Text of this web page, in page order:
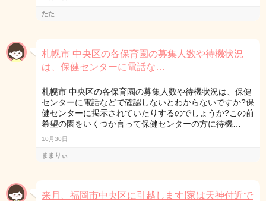
たた
札幌市 中央区の各保育園の募集人数や待機状況
は、保健センターに電話な…
札幌市 中央区の各保育園の募集人数や待機状況は、保健
センターに電話などで確認しないとわからないですか?保
健センターに掲示されていたりするのでしょうか?この前
希望の園をいくつか言って保健センターの方に待機…
10月30日
ままりぃ
来月、福岡市中央区に引越します!家は天神付近で